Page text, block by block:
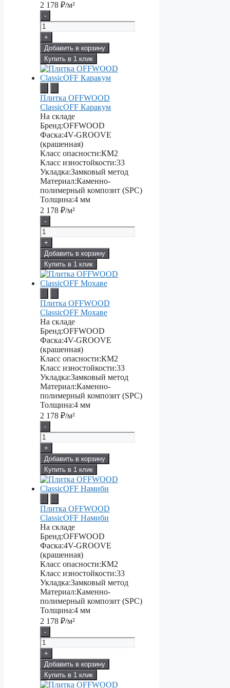
2 178 ₽/м²
-
+
Добавить в корзину
Купить в 1 клик
Плитка OFFWOOD
ClassicOFF Каракум
На складе
Бренд:OFFWOOD
Фаска:4V-GROOVE
(крашенная)
Класс опасности:КМ2
Класс изностойкости:33
Укладка:Замковый метод
Материал:Каменно-
полимерный композит (SPC)
Толщина:4 мм
2 178 ₽/м²
-
+
Добавить в корзину
Купить в 1 клик
Плитка OFFWOOD
ClassicOFF Мохаве
На складе
Бренд:OFFWOOD
Фаска:4V-GROOVE
(крашенная)
Класс опасности:КМ2
Класс изностойкости:33
Укладка:Замковый метод
Материал:Каменно-
полимерный композит (SPC)
Толщина:4 мм
2 178 ₽/м²
-
+
Добавить в корзину
Купить в 1 клик
Плитка OFFWOOD
ClassicOFF Намиби
На складе
Бренд:OFFWOOD
Фаска:4V-GROOVE
(крашенная)
Класс опасности:КМ2
Класс изностойкости:33
Укладка:Замковый метод
Материал:Каменно-
полимерный композит (SPC)
Толщина:4 мм
2 178 ₽/м²
-
+
Добавить в корзину
Купить в 1 клик